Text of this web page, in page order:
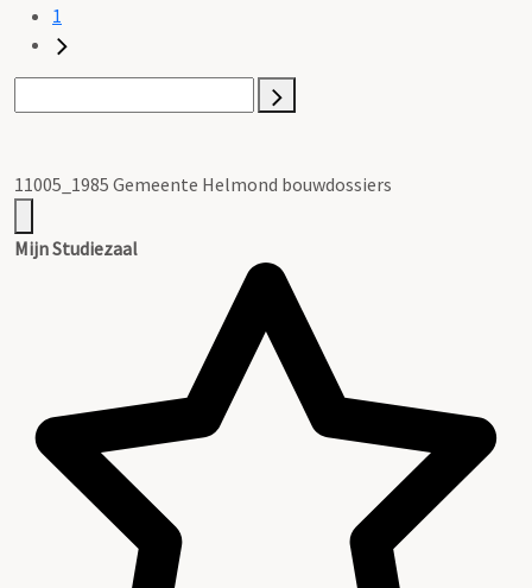
1
11005_1985 Gemeente Helmond bouwdossiers
Mijn Studiezaal